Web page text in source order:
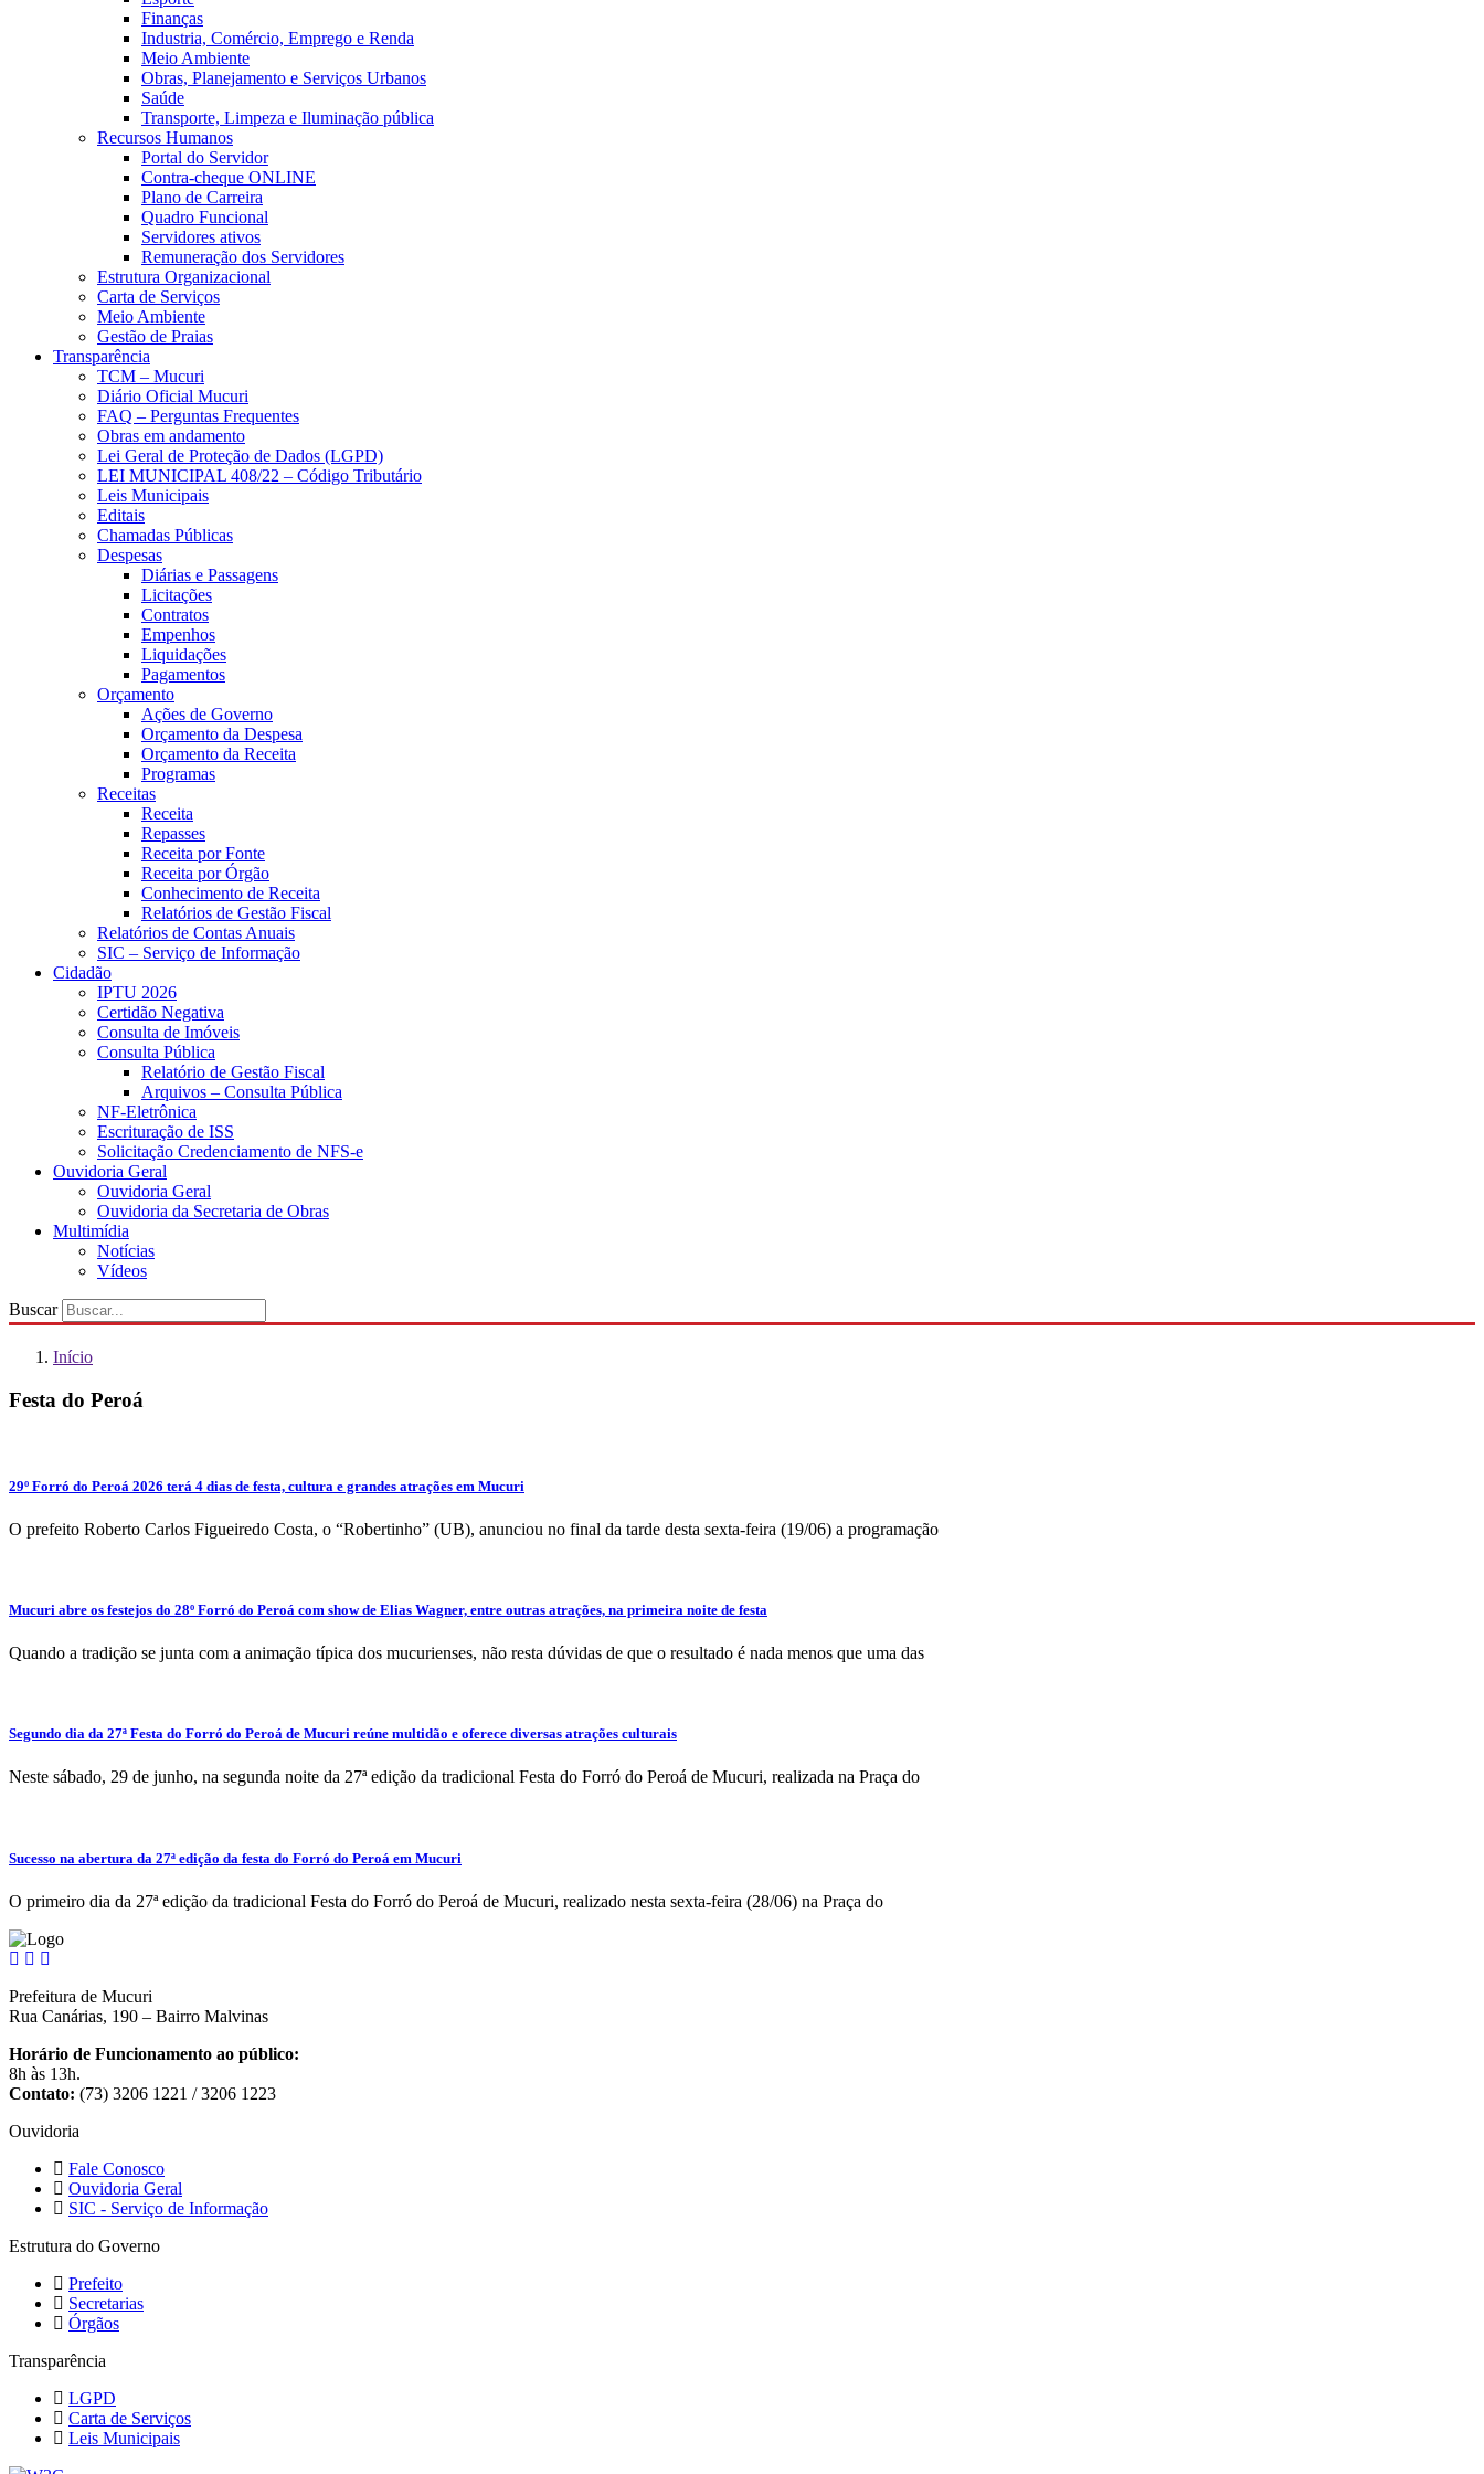
Finanças
Industria, Comércio, Emprego e Renda
Meio Ambiente
Obras, Planejamento e Serviços Urbanos
Saúde
Transporte, Limpeza e Iluminação pública
Recursos Humanos
Portal do Servidor
Contra-cheque ONLINE
Plano de Carreira
Quadro Funcional
Servidores ativos
Remuneração dos Servidores
Estrutura Organizacional
Carta de Serviços
Meio Ambiente
Gestão de Praias
Transparência
TCM – Mucuri
Diário Oficial Mucuri
FAQ – Perguntas Frequentes
Obras em andamento
Lei Geral de Proteção de Dados (LGPD)
LEI MUNICIPAL 408/22 – Código Tributário
Leis Municipais
Editais
Chamadas Públicas
Despesas
Diárias e Passagens
Licitações
Contratos
Empenhos
Liquidações
Pagamentos
Orçamento
Ações de Governo
Orçamento da Despesa
Orçamento da Receita
Programas
Receitas
Receita
Repasses
Receita por Fonte
Receita por Órgão
Conhecimento de Receita
Relatórios de Gestão Fiscal
Relatórios de Contas Anuais
SIC – Serviço de Informação
Cidadão
IPTU 2026
Certidão Negativa
Consulta de Imóveis
Consulta Pública
Relatório de Gestão Fiscal
Arquivos – Consulta Pública
NF-Eletrônica
Escrituração de ISS
Solicitação Credenciamento de NFS-e
Ouvidoria Geral
Ouvidoria Geral
Ouvidoria da Secretaria de Obras
Multimídia
Notícias
Vídeos
Buscar
Início
Festa do Peroá
29º Forró do Peroá 2026 terá 4 dias de festa, cultura e grandes atrações em Mucuri
O prefeito Roberto Carlos Figueiredo Costa, o “Robertinho” (UB), anunciou no final da tarde desta sexta-feira (19/06) a programação
Mucuri abre os festejos do 28º Forró do Peroá com show de Elias Wagner, entre outras atrações, na primeira noite de festa
Quando a tradição se junta com a animação típica dos mucurienses, não resta dúvidas de que o resultado é nada menos que uma das
Segundo dia da 27ª Festa do Forró do Peroá de Mucuri reúne multidão e oferece diversas atrações culturais
Neste sábado, 29 de junho, na segunda noite da 27ª edição da tradicional Festa do Forró do Peroá de Mucuri, realizada na Praça do
Sucesso na abertura da 27ª edição da festa do Forró do Peroá em Mucuri
O primeiro dia da 27ª edição da tradicional Festa do Forró do Peroá de Mucuri, realizado nesta sexta-feira (28/06) na Praça do
Prefeitura de Mucuri
Rua Canárias, 190 – Bairro Malvinas
Horário de Funcionamento ao público:
8h às 13h.
Contato: (73) 3206 1221 / 3206 1223
Ouvidoria
Fale Conosco
Ouvidoria Geral
SIC - Serviço de Informação
Estrutura do Governo
Prefeito
Secretarias
Órgãos
Transparência
LGPD
Carta de Serviços
Leis Municipais